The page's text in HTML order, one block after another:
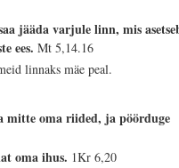
jääda varjule linn, mis
ees.Mt 5,14.16
linnaks mäe peal.
mitte oma riided, ja pöörduge
oma ihus. 1Kr 6,20